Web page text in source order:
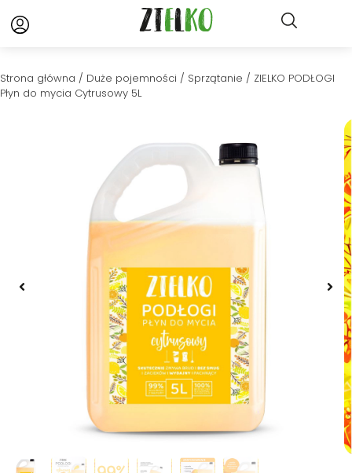
Strona główna / Duże pojemności / Sprzątanie / ZIELKO PODŁOGI
Płyn do mycia Cytrusowy 5L